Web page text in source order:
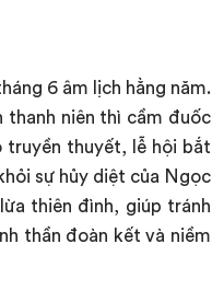
6 âm lịch hằng năm.
niên thì cầm đuốc
thuyết, lễ hội bắt
sự hủy diệt của Ngọc
thiên đình, giúp tránh
thần đoàn kết và niềm